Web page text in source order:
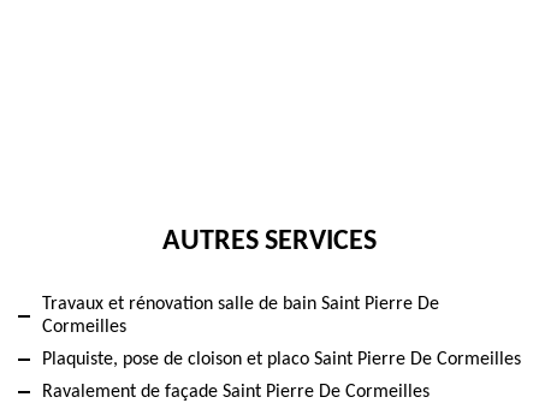
AUTRES SERVICES
Travaux et rénovation salle de bain Saint Pierre De
Cormeilles
Plaquiste, pose de cloison et placo Saint Pierre De Cormeilles
Ravalement de façade Saint Pierre De Cormeilles